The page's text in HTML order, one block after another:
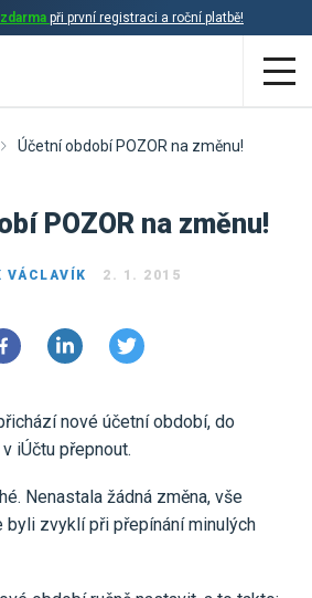
při první registraci a roční platbě!
funkcí
Online daňová evidence
Propojení s bankou
služby
iÚčto
účetních služeb
koho je určené
Účetní období POZOR na změnu!
POZOR na změnu!
VÁCLAVÍK 2. 1. 2015
nové účetní období, do
iÚčtu přepnout.
Nenastala žádná změna, vše
byli zvyklí při přepínání minulých